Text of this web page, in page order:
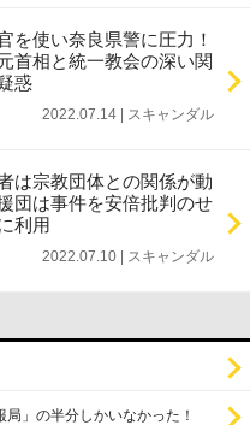
を使い奈良県警に圧力！
首相と統一教会の深い関
惑
2022.07.14 | スキャンダル
宗教団体との関係が動
団は事件を安倍批判のせ
利用
2022.07.10 | スキャンダル
」の半分しかいなかった！